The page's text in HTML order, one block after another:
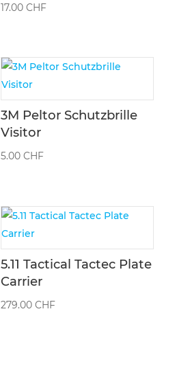
17.00 CHF
3M Peltor Schutzbrille
Visitor
5.00 CHF
5.11 Tactical Tactec Plate
Carrier
279.00 CHF